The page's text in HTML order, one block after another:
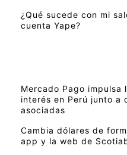
¿Qué sucede con mi
cuenta Yape?
Mercado Pago impulsa
interés en Perú junto a
asociadas
Cambia dólares de
app y la web de